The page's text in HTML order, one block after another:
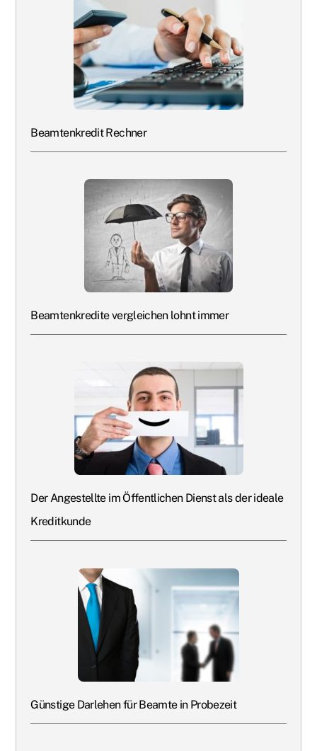
Beamtenkredit Rechner
Beamtenkredite vergleichen lohnt immer
Der Angestellte im Öffentlichen Dienst als der ideale
Kreditkunde
Günstige Darlehen für Beamte in Probezeit